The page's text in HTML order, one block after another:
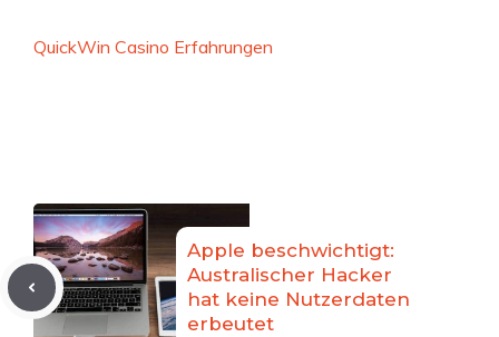
QuickWin Casino Erfahrungen
Apple beschwichtigt:
Australischer Hacker
hat keine Nutzerdaten
erbeutet